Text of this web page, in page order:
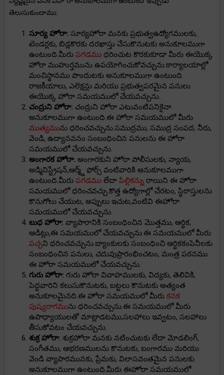
తెలుసుకుందాము:
సూర్య హోరా: సూర్యహోరా మనకు ప్రభుత్వఉద్యోగములకు,
టెండర్లకు, బిడ్లకొరకు దరఖాస్తు చేసుకొనుటకు అనుకూలముగా
ఉంటుంది.మీరు పగడము ధరించుట కొరకుకూడా మీరు ఈయొక్క
హోరా ముహుర్తమును ఉపయోగించుకోవచ్చును.కార్యాలయాల్లో
మంచిస్థానము పొందుటకు అనుకూలముగా ఉంటుంది.
రాజకీయాలు, ఎలెక్షన్లు మరియు ప్రభుత్వపరమైన పనులు
ఈయొక్క హోరా సమయములో చేయవచ్చును.
చంద్రుని హోరా: చంద్రుని హోరా ఎటువంటిపనికైనా
అనుకూలముగా ఉంటుంది.ఈ హోరా సమయములో మీరు
ముత్యమును ధరించవచ్చును.సముద్రము, సముద్ర సంపద, నీరు,
వెండి, ఉద్యానవనం సంబంధించిన పనులను ఈ హోరా
సమయములో చేయవచ్చును.
అంగారక హోరా: అంగారకుని హోరా పోలీసులకు, న్యాయ,
అడ్మినిస్ట్రేషన్,ఆర్మ్డ్ ఫోర్స్ వంటివారికి అనుకూలముగా
ఉంటుంది.మీరు పగడము లేదా పిల్లికన్ను రాయిని ఈ హోరా
సమయములో ధరించవచ్చు.కొత్త ఉద్యోగాల్లో చేరటం, స్థిరాస్తులను
కొనుగోలు చేయుట, అప్పులు ఇచుట,వంటివి ఈహోరా
సమయములో చేయవచ్చును.
బుధ హోరా: వ్యాపారానికి సంబంధించిన మొత్తము, ఆర్ధిక,
ఆడిట్లు,ఈ సమయములో చేయవచ్చును.ఈ సమయములో మీరు
పచ్చని ధరించవచ్చును.బ్యాంకులకు సంబంధించి ఆర్ధికకంపెనీలకు
సంబంధించిన పనులు, చదువుప్రారంభించటం, మంత్ర పఠనము
ఈ హోరా సమయములో చేయవచ్చును.
గురు హోరా: గురు హోరా వివాహములకు, విద్యకు, తెలివికి,
పెద్దవారిని కలుసుకొనుటకు, బట్టలు కొనుటకు అత్యంత
అనుకూలమైనది.ఈ హోరా సమయములో మీరు కనక
పుష్యరాగమును ధరించవచ్చును.ఈ సమయములో మీరు
ఉపాధ్యాయులతో మాట్లాడటము,సలహాలు ఇవ్వటం, సలహాలు
తీసుకోవటం చేయవచ్చును.
శుక్ర హోరా: శుక్రహోరా మనకు నటించుటకు లేదా మోడలింగ్,
సంగీతము, ఆభరణములను కొనుటకు, బంగారము మరియు
వెండి వ్యాపారమునకు, ప్రేమకు, విలాసవంతమైన పనులకు
అనుకూలముగా ఉంటుంది.మీరు ఈహోరా సమయములో